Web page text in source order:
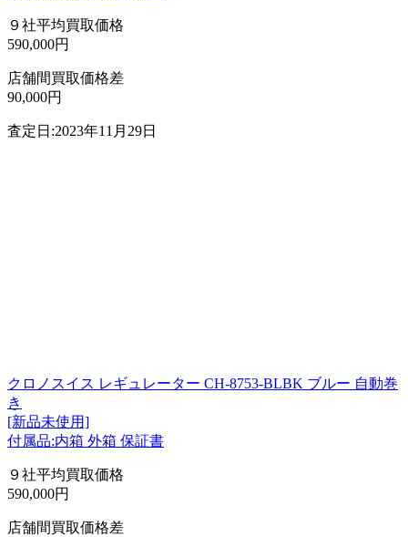
９社平均買取価格
590,000円
店舗間買取価格差
90,000円
査定日:2023年11月29日
クロノスイス レギュレーター CH-8753-BLBK ブルー 自動巻
き
[新品未使用]
付属品:内箱 外箱 保証書
９社平均買取価格
590,000円
店舗間買取価格差